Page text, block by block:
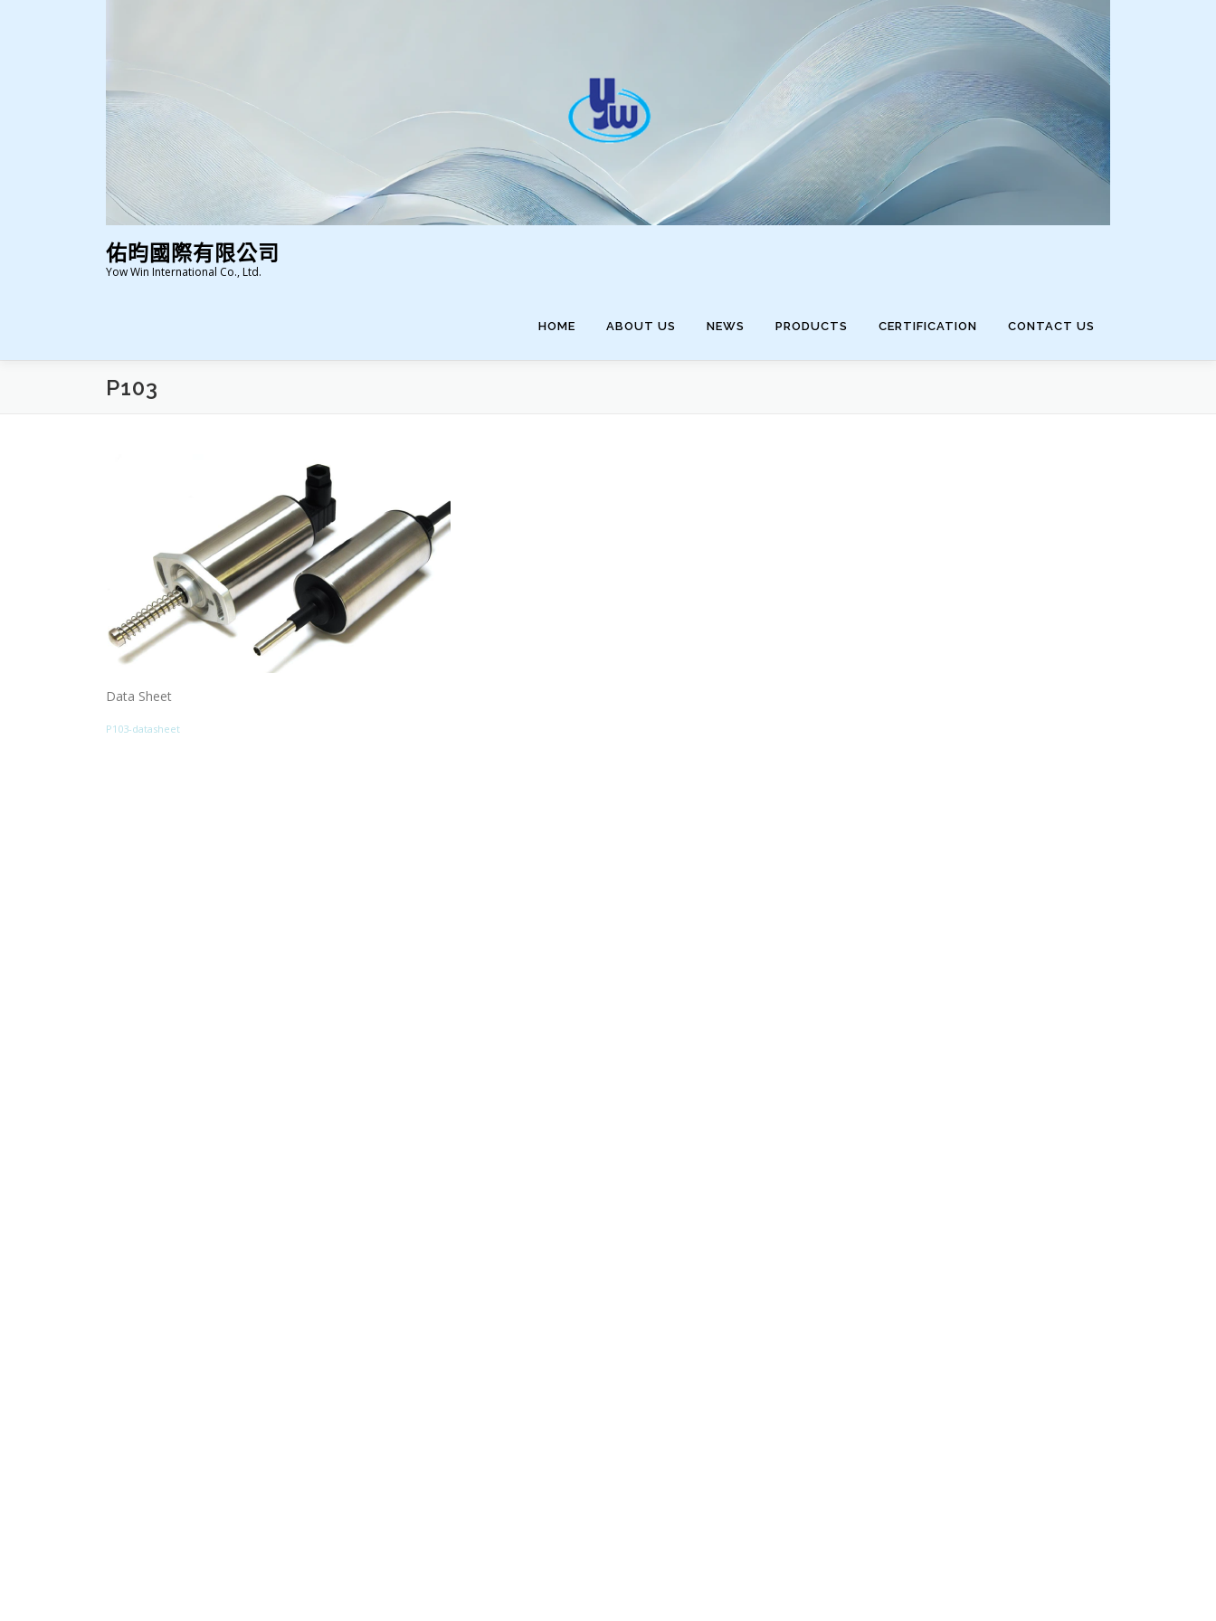
佑昀國際有限公司
Yow Win International Co., Ltd.
HOME ABOUT US NEWS PRODUCTS CERTIFICATION CONTACT US
P103
Data Sheet
P103-datasheet